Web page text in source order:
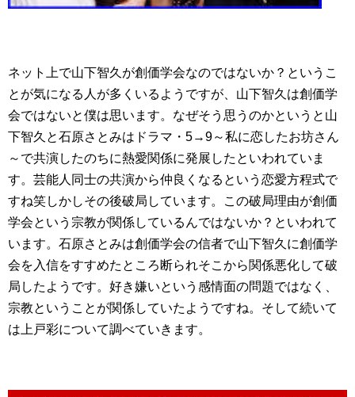
ネット上で山下智久が創価学会なのではないか？というこ
とが気になる人が多くいるようですが、山下智久は創価学
会ではないと僕は思います。なぜそう思うのかというと山
下智久と石原さとみはドラマ・5→9～私に恋したお坊さん
～で共演したのちに熱愛関係に発展したといわれていま
す。芸能人同士の共演から仲良くなるという恋愛方程式で
すね笑しかしその後破局しています。この破局理由が創価
学会という宗教が関係しているんではないか？といわれて
います。石原さとみは創価学会の信者で山下智久に創価学
会を入信をすすめたところ断られそこから関係悪化して破
局したようです。好き嫌いという感情面の問題ではなく、
宗教ということが関係していたようですね。そして続いて
は上戸彩について調べていきます。